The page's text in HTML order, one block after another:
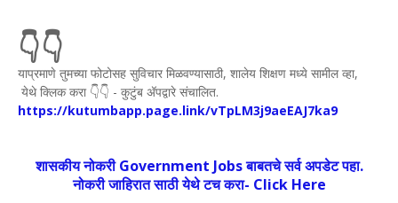
👇👇
याप्रमाणे तुमच्या फोटोसह सुविचार मिळवण्यासाठी, शालेय शिक्षण मध्ये सामील व्हा,
येथे क्लिक करा 👇👇 - कुटुंब अ‍ॅपद्वारे संचालित.
https://kutumbapp.page.link/vTpLM3j9aeEAJ7ka9
शासकीय नोकरी Government Jobs बाबतचे सर्व अपडेट पहा.
नोकरी जाहिरात साठी येथे टच करा- Click Here